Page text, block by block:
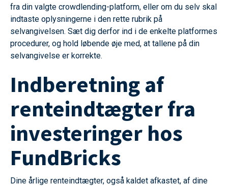
fra din valgte crowdlending-platform, eller om du selv skal
indtaste oplysningerne i den rette rubrik på
selvangivelsen. Sæt dig derfor ind i de enkelte platformes
procedurer, og hold løbende øje med, at tallene på din
selvangivelse er korrekte.
Indberetning af
renteindtægter fra
investeringer hos
FundBricks
Dine årlige renteindtægter, også kaldet afkastet, af dine